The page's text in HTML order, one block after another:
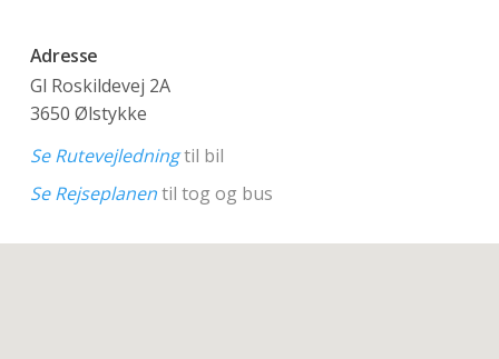
Adresse
Gl Roskildevej 2A
3650 Ølstykke
Se Rutevejledningtil bil
Se Rejseplanentil tog og bus